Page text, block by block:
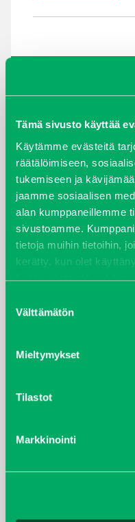
Tämä sivusto käyttää
Käytämme evästeitä
räätälöimiseen,
tukemiseen ja
jaamme sosiaalisen
alan kumppaneillemme
sivustoamme.
tietoja muihin tietoihin,
kerätty, kun olet
lisää evästeistä sekä
valinta
Välttämätön
Mieltymykset
Tilastot
Markkinointi
syyskuu 2023
joulukuu 2022
huhtikuu 2022
joulukuu 2021
helmikuu 2020